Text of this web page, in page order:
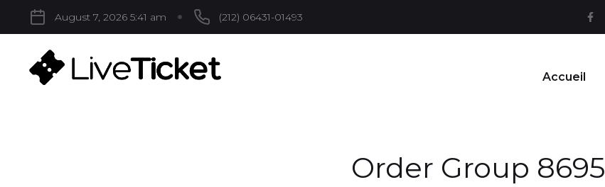
August 7, 2026 5:41 am (212) 06431-01493
Accueil
Order Group 8695